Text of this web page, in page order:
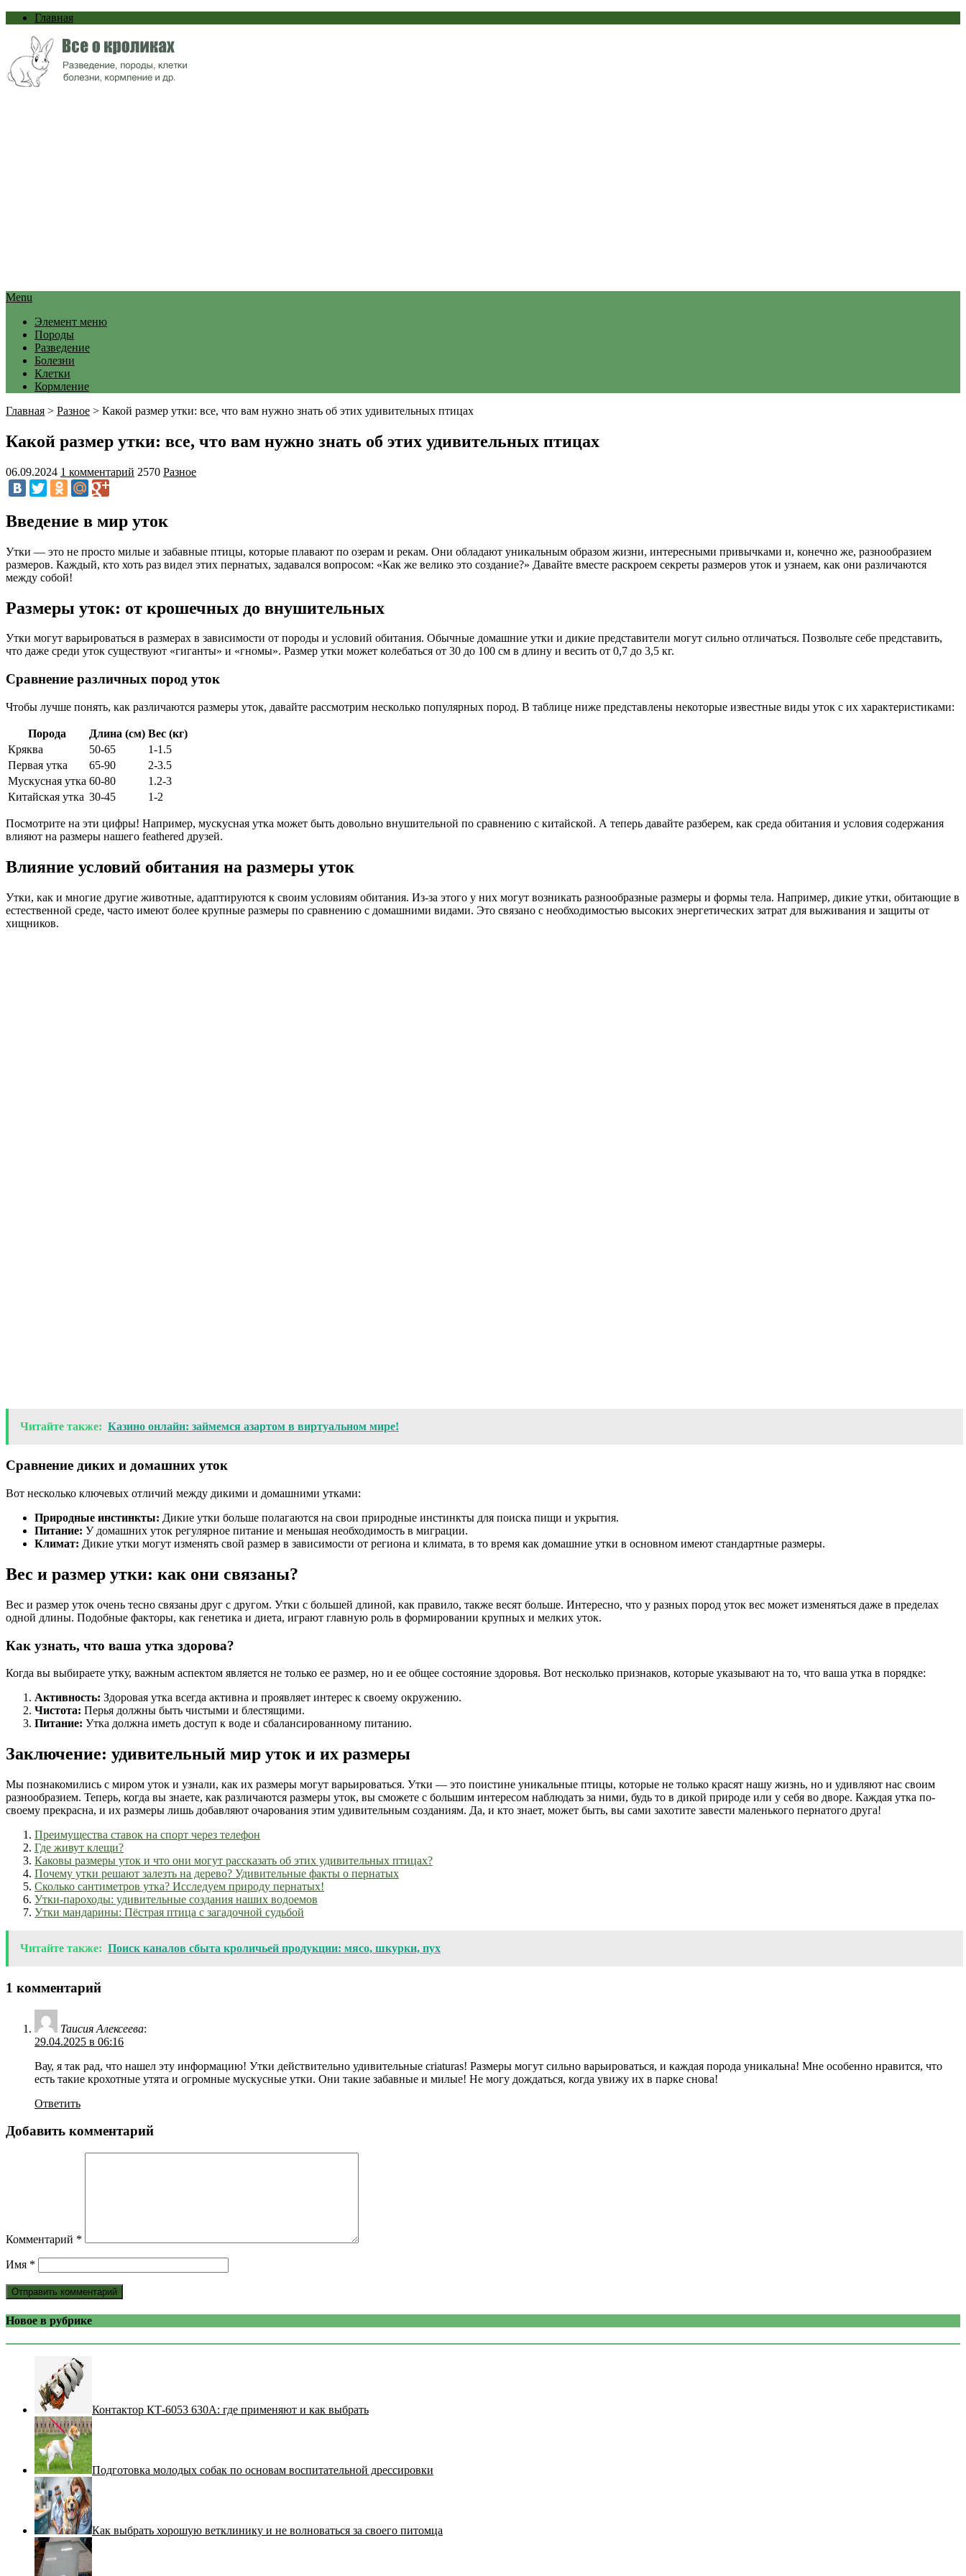
Главная
Menu
Элемент меню
Породы
Разведение
Болезни
Клетки
Кормление
Главная > Разное > Какой размер утки: все, что вам нужно знать об этих удивительных птицах
Какой размер утки: все, что вам нужно знать об этих удивительных птицах
06.09.2024 1 комментарий 2570 Разное
Введение в мир уток
Утки — это не просто милые и забавные птицы, которые плавают по озерам и рекам. Они обладают уникальным образом жизни, интересными привычками и, конечно же, разнообразием
размеров. Каждый, кто хоть раз видел этих пернатых, задавался вопросом: «Как же велико это создание?» Давайте вместе раскроем секреты размеров уток и узнаем, как они различаются
между собой!
Размеры уток: от крошечных до внушительных
Утки могут варьироваться в размерах в зависимости от породы и условий обитания. Обычные домашние утки и дикие представители могут сильно отличаться. Позвольте себе представить,
что даже среди уток существуют «гиганты» и «гномы». Размер утки может колебаться от 30 до 100 см в длину и весить от 0,7 до 3,5 кг.
Сравнение различных пород уток
Чтобы лучше понять, как различаются размеры уток, давайте рассмотрим несколько популярных пород. В таблице ниже представлены некоторые известные виды уток с их характеристиками:
Порода Длина (см) Вес (кг)
Кряква
50-65
1-1.5
Первая утка
65-90
2-3.5
Мускусная утка 60-80
1.2-3
Китайская утка 30-45 1-2
Посмотрите на эти цифры! Например, мускусная утка может быть довольно внушительной по сравнению с китайской. А теперь давайте разберем, как среда обитания и условия содержания
влияют на размеры нашего feathered друзей.
Влияние условий обитания на размеры уток
Утки, как и многие другие животные, адаптируются к своим условиям обитания. Из-за этого у них могут возникать разнообразные размеры и формы тела. Например, дикие утки, обитающие в
естественной среде, часто имеют более крупные размеры по сравнению с домашними видами. Это связано с необходимостью высоких энергетических затрат для выживания и защиты от
хищников.
Читайте также: Казино онлайн: займемся азартом в виртуальном мире!
Сравнение диких и домашних уток
Вот несколько ключевых отличий между дикими и домашними утками:
Природные инстинкты: Дикие утки больше полагаются на свои природные инстинкты для поиска пищи и укрытия.
Питание: У домашних уток регулярное питание и меньшая необходимость в миграции.
Климат: Дикие утки могут изменять свой размер в зависимости от региона и климата, в то время как домашние утки в основном имеют стандартные размеры.
Вес и размер утки: как они связаны?
Вес и размер уток очень тесно связаны друг с другом. Утки с большей длиной, как правило, также весят больше. Интересно, что у разных пород уток вес может изменяться даже в пределах
одной длины. Подобные факторы, как генетика и диета, играют главную роль в формировании крупных и мелких уток.
Как узнать, что ваша утка здорова?
Когда вы выбираете утку, важным аспектом является не только ее размер, но и ее общее состояние здоровья. Вот несколько признаков, которые указывают на то, что ваша утка в порядке:
Активность: Здоровая утка всегда активна и проявляет интерес к своему окружению.
Чистота: Перья должны быть чистыми и блестящими.
Питание: Утка должна иметь доступ к воде и сбалансированному питанию.
Заключение: удивительный мир уток и их размеры
Мы познакомились с миром уток и узнали, как их размеры могут варьироваться. Утки — это поистине уникальные птицы, которые не только красят нашу жизнь, но и удивляют нас своим
разнообразием. Теперь, когда вы знаете, как различаются размеры уток, вы сможете с большим интересом наблюдать за ними, будь то в дикой природе или у себя во дворе. Каждая утка по-
своему прекрасна, и их размеры лишь добавляют очарования этим удивительным созданиям. Да, и кто знает, может быть, вы сами захотите завести маленького пернатого друга!
Преимущества ставок на спорт через телефон
Где живут клещи?
Каковы размеры уток и что они могут рассказать об этих удивительных птицах?
Почему утки решают залезть на дерево? Удивительные факты о пернатых
Сколько сантиметров утка? Исследуем природу пернатых!
Утки-пароходы: удивительные создания наших водоемов
Утки мандарины: Пёстрая птица с загадочной судьбой
Читайте также: Поиск каналов сбыта кроличьей продукции: мясо, шкурки, пух
1 комментарий
Таисия Алексеева:
29.04.2025 в 06:16
Вау, я так рад, что нашел эту информацию! Утки действительно удивительные criaturas! Размеры могут сильно варьироваться, и каждая порода уникальна! Мне особенно нравится, что
есть такие крохотные утята и огромные мускусные утки. Они такие забавные и милые! Не могу дождаться, когда увижу их в парке снова!
Ответить
Добавить комментарий
Комментарий *
Имя *
Новое в рубрике
Контактор КТ-6053 630А: где применяют и как выбрать
Подготовка молодых собак по основам воспитательной дрессировки
Как выбрать хорошую ветклинику и не волноваться за своего питомца